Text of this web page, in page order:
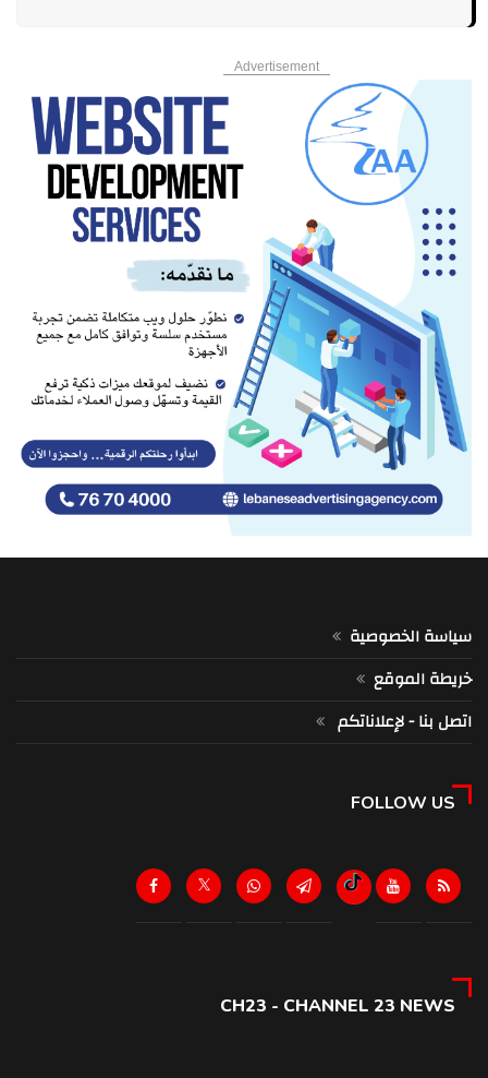
Advertisement
سياسة الخصوصية
خريطة الموقع
اتصل بنا - لإعلاناتكم
FOLLOW US
CH23 - CHANNEL 23 NEWS